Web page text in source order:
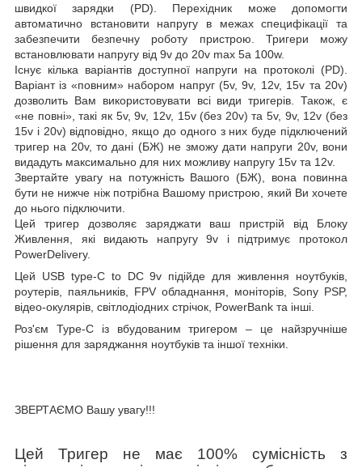
швидкої зарядки (PD). Перехідник може допомогти
автоматично встановити напругу в межах специфікації та
забезпечити безпечну роботу пристрою. Тригери можу
встановлювати напругу від 9v до 20v max 5a 100w.
Існує кілька варіантів доступної напруги на протоколі (PD).
Варіант із «повним» набором напруг (5v, 9v, 12v, 15v та 20v)
дозволить Вам використовувати всі види тригерів. Також, є
«не повні», такі як 5v, 9v, 12v, 15v (без 20v) та 5v, 9v, 12v (без
15v і 20v) відповідно, якщо до одного з них буде підключений
тригер на 20v, то дані (БЖ) не зможу дати напруги 20v, вони
видадуть максимально для них можливу напругу 15v та 12v.
Звертайте увагу на потужність Вашого (БЖ), вона повинна
бути не нижче ніж потрібна Вашому пристрою, який Ви хочете
до нього підключити.
Цей тригер дозволяє заряджати ваш пристрій від Блоку
Живлення, які видають напругу 9v і підтримує протокол
PowerDelivery.
Цей USB type-C to DC 9v підійде для живлення ноутбуків,
роутерів, паяльників, FPV обладнання, моніторів, Sony PSP,
відео-окулярів, світлодіодних стрічок, PowerBank та інші.
Роз'єм Type-C із вбудованим тригером – це найзручніше
рішення для заряджання ноутбуків та іншої техніки.
ЗВЕРТАЄМО Вашу увагу!!!
Цей Тригер не має 100% сумісність з